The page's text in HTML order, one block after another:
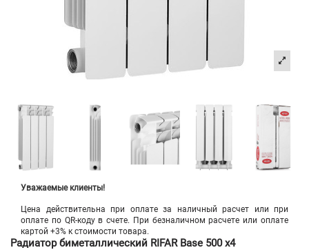
Уважаемые клиенты!
Цена действительна при оплате за наличный расчет или при
оплате по QR-коду в счете. При безналичном расчете или оплате
картой +3% к стоимости товара.
Радиатор биметаллический RIFAR Base 500 х4